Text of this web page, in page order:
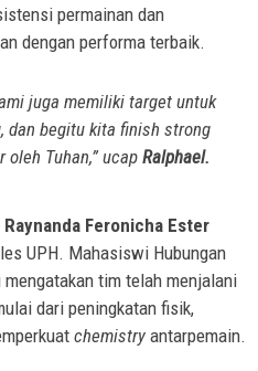
permainan dan
dengan performa terbaik.
juga memiliki target untuk
, dan begitu kita finish strong
Tuhan,” ucap Ralphael.
Raynanda Feronicha Ester
UPH. Mahasiswi Hubungan
tim telah menjalani
dari peningkatan fisik,
chemistry antarpemain.